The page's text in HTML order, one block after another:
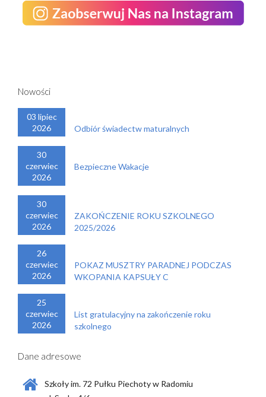
Nowości
03 lipiec
2026
Odbiór świadectw maturalnych
30
czerwiec
2026
Bezpieczne Wakacje
30
czerwiec
2026
ZAKOŃCZENIE ROKU SZKOLNEGO
2025/2026
26
czerwiec
2026
POKAZ MUSZTRY PARADNEJ PODCZAS
WKOPANIA KAPSUŁY C
25
czerwiec
2026
List gratulacyjny na zakończenie roku
szkolnego
Dane adresowe
Szkoły im. 72 Pułku Piechoty w Radomiu